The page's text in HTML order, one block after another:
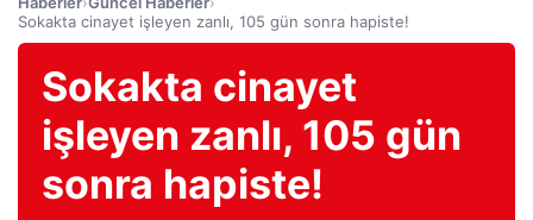
Sokakta cinayet işleyen zanlı, 105 gün sonra hapiste!
Sokakta cinayet
işleyen zanlı, 105 gün
sonra hapiste!